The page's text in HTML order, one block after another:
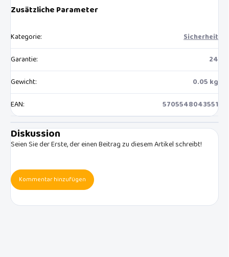
Zusätzliche Parameter
Kategorie:
Sicherheit
Garantie:
24
Gewicht:
0.05 kg
EAN: 5705548043551
Diskussion
Seien Sie der Erste, der einen Beitrag zu diesem Artikel schreibt!
Kommentar hinzufügen